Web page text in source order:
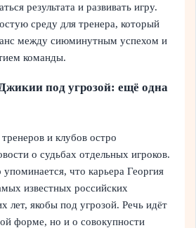
результата и развивать игру.
среду для тренера, который
между сиюминутным успехом и
команды.
под угрозой: ещё одна
и клубов остро
о судьбах отдельных игроков.
что карьера Георгия
известных российских
лет, якобы под угрозой. Речь идёт
форме, но и о совокупности